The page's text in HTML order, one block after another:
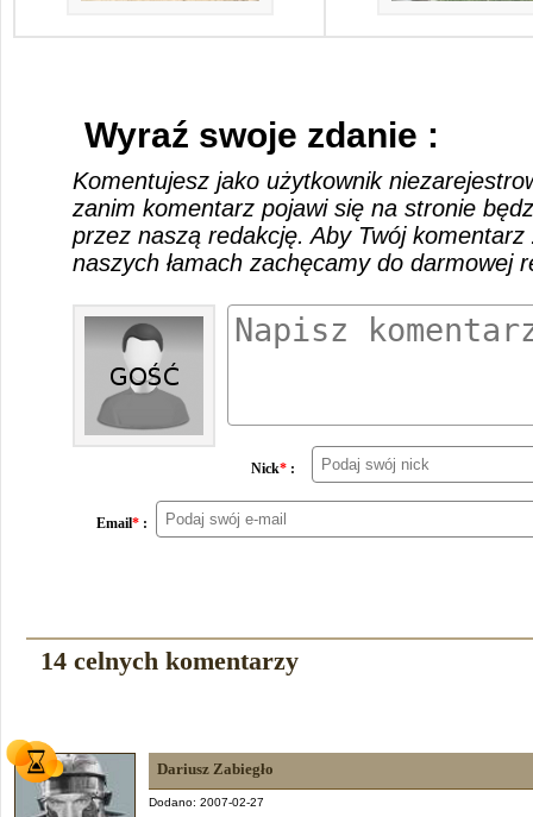
Wyraź swoje zdanie :
Komentujesz jako użytkownik
zanim komentarz pojawi się na stronie
przez naszą redakcję. Aby Twój
naszych łamach zachęcamy do darmowej
Nick* :
Email* :
14 celnych komentarzy
Dariusz Zabiegło
Dodano: 2007-02-27